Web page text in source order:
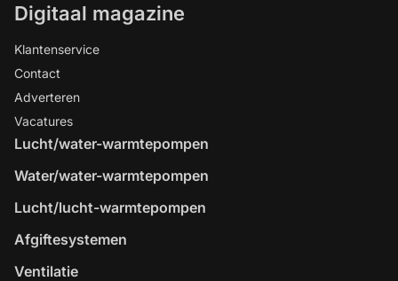
Digitaal magazine
Klantenservice
Contact
Adverteren
Vacatures
Lucht/water-warmtepompen
Water/water-warmtepompen
Lucht/lucht-warmtepompen
Afgiftesystemen
Ventilatie